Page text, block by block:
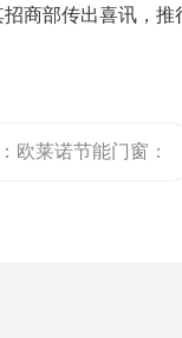
商部传出喜讯，推
欧莱诺节能门窗：